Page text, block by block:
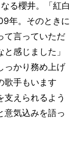
る櫻井。「紅白
年。そのときに
て言っていただ
感じました」
っかり務め上げ
歌手もいます
支えられるよう
意気込みを語っ